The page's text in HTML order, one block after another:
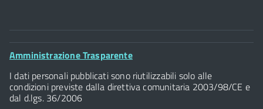
Comune di Firenze
Palazzo Vecchio
Piazza della Signoria - 50122, Firenze
P.IVA 01307110484
Footer
Amministrazione Trasparente
I dati personali pubblicati sono riutilizzabili solo alle
condizioni previste dalla direttiva comunitaria 2003/98/CE e
dal d.lgs. 36/2006